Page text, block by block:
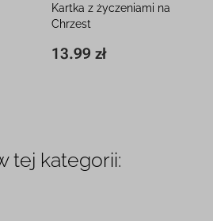
Kartka z życzeniami na
Chrzest
13.99 zł
15 x 15 cm
tej kategorii: